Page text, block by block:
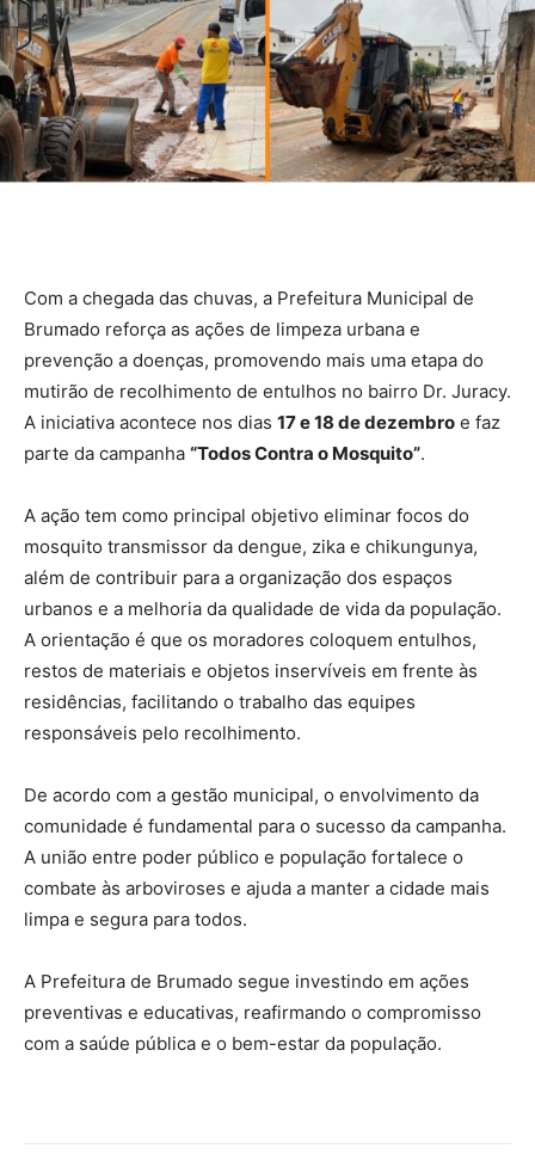
Com a chegada das chuvas, a Prefeitura Municipal de
Brumado reforça as ações de limpeza urbana e
prevenção a doenças, promovendo mais uma etapa do
mutirão de recolhimento de entulhos no bairro Dr. Juracy.
A iniciativa acontece nos dias 17 e 18 de dezembro e faz
parte da campanha “Todos Contra o Mosquito”.
A ação tem como principal objetivo eliminar focos do
mosquito transmissor da dengue, zika e chikungunya,
além de contribuir para a organização dos espaços
urbanos e a melhoria da qualidade de vida da população.
A orientação é que os moradores coloquem entulhos,
restos de materiais e objetos inservíveis em frente às
residências, facilitando o trabalho das equipes
responsáveis pelo recolhimento.
De acordo com a gestão municipal, o envolvimento da
comunidade é fundamental para o sucesso da campanha.
A união entre poder público e população fortalece o
combate às arboviroses e ajuda a manter a cidade mais
limpa e segura para todos.
A Prefeitura de Brumado segue investindo em ações
preventivas e educativas, reafirmando o compromisso
com a saúde pública e o bem-estar da população.